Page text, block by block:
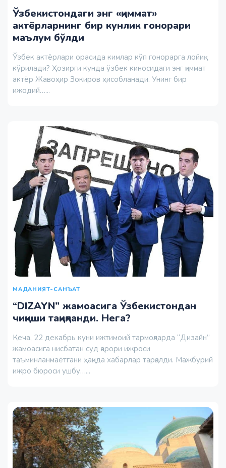
Ўзбекистондаги энг «қиммат»
актёрларнинг бир кунлик гонорари
маълум бўлди
Ўзбек актёрлари орасида кимлар кўп гонорарга лойиқ
кўрилади? Ҳозирги кунда ўзбек киносидаги энг қиммат
актёр Жавоҳир Зокиров ҳисобланади. Унинг бир
ижодий…...
МАДАНИЯТ-САНЪАТ
“DIZAYN” жамоасига Ўзбекистондан
чиқиши тақиқланди. Нега?
Кеча, 22 декабрь куни ижтимоий тармоқларда “Дизайн”
жамоасига нисбатан суд қарори ижроси
таъминланмаётгани ҳақида хабарлар тарқалди. Мажбурий
ижро бюроси ушбу…...